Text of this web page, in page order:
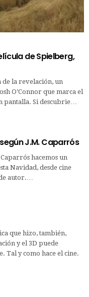
de Spielberg,
de la revelación, un
O’Connor que marca el
pantalla. Si descubrie…
J.M. Caparrós
hacemos un
Navidad, desde cine
autor.…
que hizo, también,
y el 3D puede
Tal y como hace el cine.